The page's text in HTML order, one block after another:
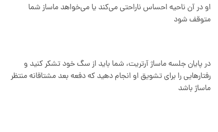
او در آن ناحیه احساس ناراحتی می‌کند یا می‌خواهد ماساز شما
متوقف شود
در پایان جلسه ماساژ آرتریت، شما باید از سگ خود تشکر کنید و
رفتارهایی را برای تشویق او انجام دهید که دفعه بعد مشتاقانه منتظر
ماساژ باشد